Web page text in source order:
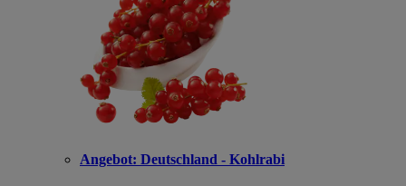
Angebot: Deutschland - Kohlrabi